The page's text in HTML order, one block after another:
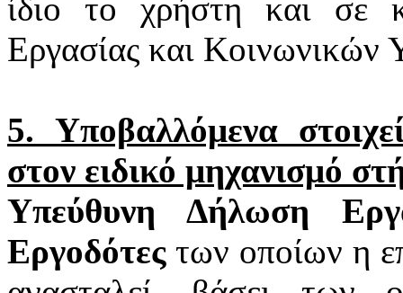
ίδιο το χρήστη και σε
Εργασίας και Κοινωνικών
5. Υποβαλλόμενα
στον ειδικό μηχανισμό
Υπεύθυνη Δήλωση
Εργοδότεςτων οποίων η